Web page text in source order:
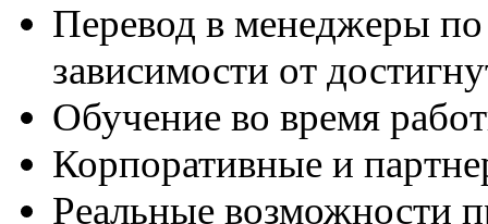
Перевод в менеджеры
зависимости от
Обучение во время
Корпоративные и
Реальные возможности